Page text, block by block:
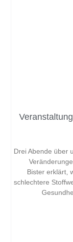
Drei Abende über
Bister erklärt,
schlechtere